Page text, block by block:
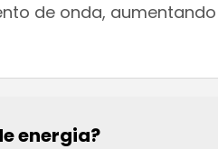
de onda,
energia?